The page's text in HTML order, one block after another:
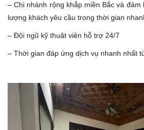
– Chi nhánh rộng khắp miền Bắc và
lượng khách yêu cầu trong thời gian
– Đội ngũ kỹ thuật viên hỗ trợ 24/7
– Thời gian đáp ứng dịch vụ nhanh nhất